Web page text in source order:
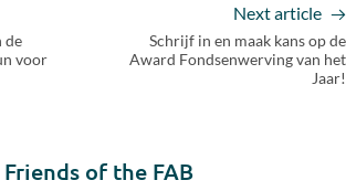
de
voor
Next article
Schrijf in en maak kans op de
Award Fondsenwerving van het
Jaar!
Friends of the FAB